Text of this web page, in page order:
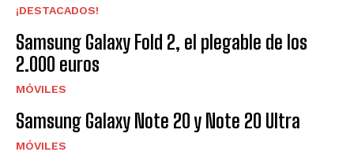
¡DESTACADOS!
Samsung Galaxy Fold 2, el plegable de los
2.000 euros
MÓVILES
Samsung Galaxy Note 20 y Note 20 Ultra
MÓVILES